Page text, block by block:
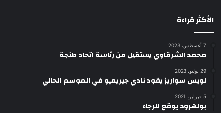
الأكثر قراءة
7 أغسطس، 2023
محمد الشرقاوي يستقيل من رئاسة اتحاد طنجة
29 يوليو، 2023
لويس سواريز يقود نادي جيريميو في الموسم الحالي
5 فبراير، 2021
بولهرود يوقع للرجاء